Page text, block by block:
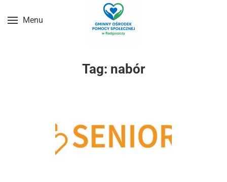
Przejdź do treści głównej
Menu
Tag: nabór